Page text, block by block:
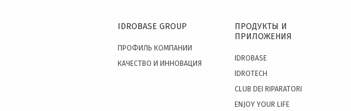
IDROBASE GROUP
ПРОФИЛЬ КОМПАНИИ
КАЧЕСТВО И ИННОВАЦИЯ
ПРОДУКТЫ И
ПРИЛОЖЕНИЯ
IDROBASE
IDROTECH
CLUB DEI RIPARATORI
ENJOY YOUR LIFE